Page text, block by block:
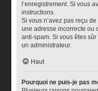
l’enregistrement. Si vous
instructions.
Si vous n’avez pas reçu
une adresse incorrecte ou
anti-spam. Si vous êtes
un administrateur.
Haut
Pourquoi ne puis-je pas